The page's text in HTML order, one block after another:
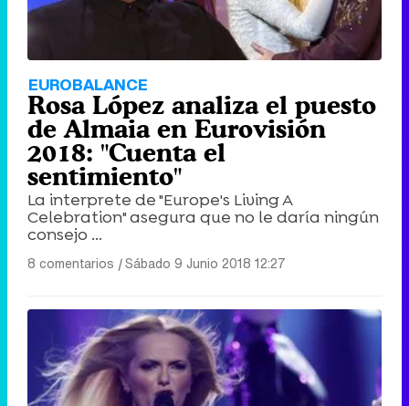
EUROBALANCE
Rosa López analiza el puesto
de Almaia en Eurovisión
2018: "Cuenta el
sentimiento"
La interprete de "Europe's Living A
Celebration" asegura que no le daría ningún
consejo ...
8 comentarios |Sábado 9 Junio 2018 12:27